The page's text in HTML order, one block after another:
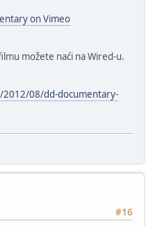
on Vimeo
možete naći na Wired-u.
08/dd-documentary-
#16